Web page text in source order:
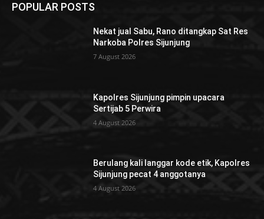
POPULAR POSTS
Nekat jual Sabu, Rano ditangkap Sat Res
Narkoba Polres Sijunjung
7 August 2026
Kapolres Sijunjung pimpin upacara
Sertijab 5 Perwira
4 August 2026
Berulang kali langgar kode etik, Kapolres
Sijunjung pecat 4 anggotanya
4 August 2026